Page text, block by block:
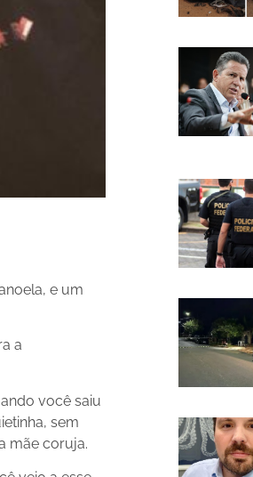
e um
a
você saiu
sem
mãe coruja.